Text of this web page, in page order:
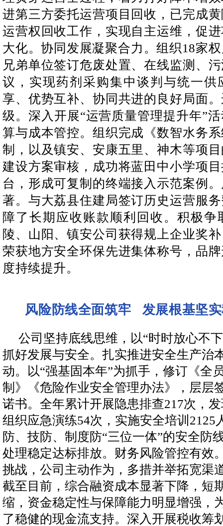
进第三方委托运营项目回收，已完成
运营权回收工作，实现自主运维，促
大化。协同发展凝聚合力。组织18家
兄弟单位签订危废处置、在线监测、
议，实现药剂采购集中谈判与统一供
享、优势互补、协同共进的良好局面
级。深入开展“运营质量管理提升年”
算与成本管控。组织完成《数智水务
制，以及镇安、安康五里、神木等项
建设方案审核，成功将蓝田中小学项
台，形成可复制的终端接入示范案例
著。与大荔县住建局签订历史运营服
障了长期应收账款顺利回收。积极争
陵、山阳、镇安公司获得规上企业奖
荣获地方安全环保先进集体称号，品
度持续提升。
风险防线全面筑牢 发展根基坚
公司坚持底线思维，以“时时放心不
抓好发展与安全。扎实推进安全生产治
动。以“强基固本年”为抓手，修订《全
制》《危险作业安全管理办法》，层层
诺书。全年累计开展隐患排查217次，
组织应急演练54次，实施安全培训2125
防、技防、制度防“三位一体”的安全防
处理稳定达标排放。财务风险管控有效
挑战，公司主动作为，多措并举拓宽渠
截至目前，综合融资成本显著下降，短
缩，资金稳定性与保障能力明显增强，
了稳健的现金流支持。深入开展税收筹